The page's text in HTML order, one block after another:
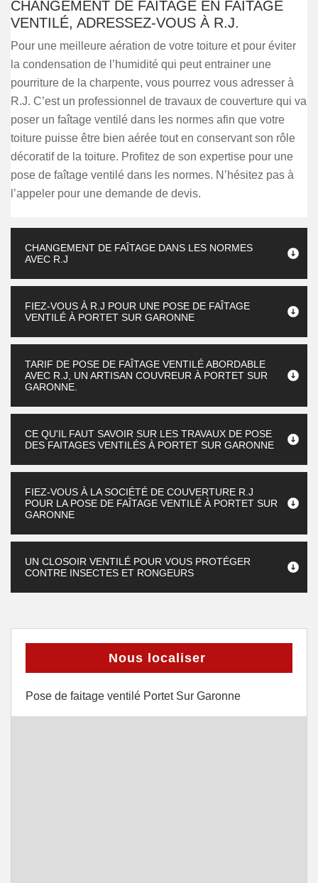
CHANGEMENT DE FAÎTAGE EN FAÎTAGE
VENTILÉ, ADRESSEZ-VOUS À R.J.
Pour une meilleure aération de votre toiture et pour éviter
la condensation de l’humidité qui peut entrainer une
pourriture de la charpente, vous pourrez vous adresser à
R.J. C’est un professionnel de travaux de couverture qui va
poser un faîtage ventilé dans les normes afin que votre
toiture puisse être bien aérée tout en conservant son rôle
décoratif de la toiture. Profitez de son expertise pour une
pose de faîtage ventilé dans les normes. N’hésitez pas à
l’appeler pour une demande de devis.
CHANGEMENT DE FAÎTAGE DANS LES NORMES
AVEC R.J
FIEZ-VOUS À R.J POUR UNE POSE DE FAÎTAGE
VENTILÉ À PORTET SUR GARONNE
TARIF DE POSE DE FAÎTAGE VENTILÉ ABORDABLE
AVEC R.J, UN ARTISAN COUVREUR À PORTET SUR
GARONNE.
CE QU'IL FAUT SAVOIR SUR LES TRAVAUX DE POSE
DES FAITAGES VENTILÉS À PORTET SUR GARONNE
FIEZ-VOUS À LA SOCIÉTÉ DE COUVERTURE R.J
POUR LA POSE DE FAÎTAGE VENTILÉ À PORTET SUR
GARONNE
UN CLOSOIR VENTILÉ POUR VOUS PROTÉGER
CONTRE INSECTES ET RONGEURS
Nous localiser
Pose de faitage ventilé Portet Sur Garonne